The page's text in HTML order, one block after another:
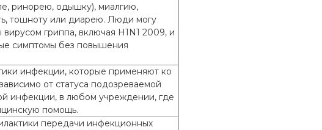
ринорею, одышку), миалгию,
тошноту или диарею. Люди могу
гриппа, включая H1N1 2009, и
симптомы без повышения
инфекции, которые применяют ко
от статуса подозреваемой
инфекции, в любом учреждении, где
помощь.
передачи инфекционных